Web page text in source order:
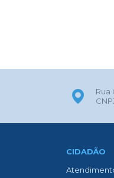
Rua
CIDADÃO